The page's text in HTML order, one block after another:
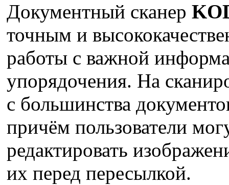
Документный сканер
точным и
работы с важной
упорядочения. На
с большинства
причём пользователи
редактировать
их перед пересылкой.